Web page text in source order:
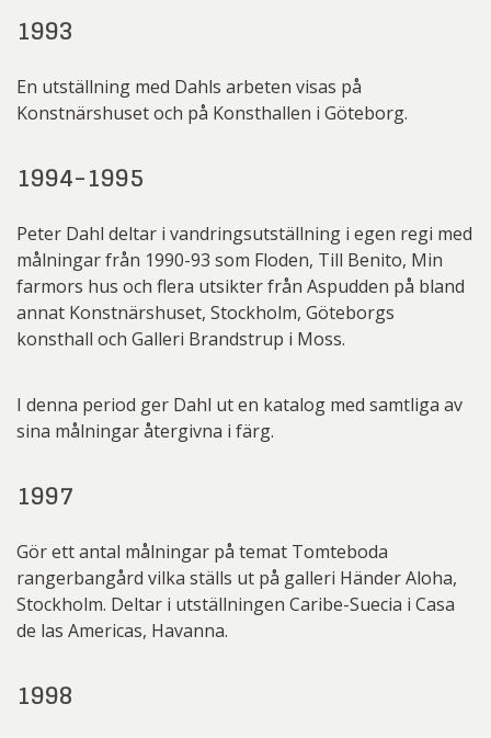
1993
En utställning med Dahls arbeten visas på
Konstnärshuset och på Konsthallen i Göteborg.
1994-1995
Peter Dahl deltar i vandringsutställning i egen regi med
målningar från 1990-93 som Floden, Till Benito, Min
farmors hus och flera utsikter från Aspudden på bland
annat Konstnärshuset, Stockholm, Göteborgs
konsthall och Galleri Brandstrup i Moss.
I denna period ger Dahl ut en katalog med samtliga av
sina målningar återgivna i färg.
1997
Gör ett antal målningar på temat Tomteboda
rangerbangård vilka ställs ut på galleri Händer Aloha,
Stockholm. Deltar i utställningen Caribe-Suecia i Casa
de las Americas, Havanna.
1998